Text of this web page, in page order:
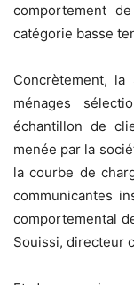
comportement
catégorie basse
Concrètement,
ménages
échantillon de
menée par la
la courbe de
communicantes
comportemental
Souissi, directeur